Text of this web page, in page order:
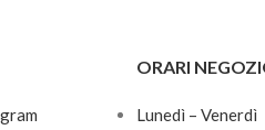
ORARI
Lunedì – Venerdì